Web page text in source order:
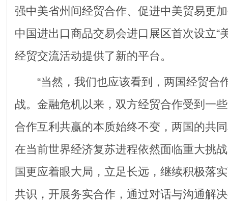
强中美省州间经贸合作、促进中美贸易更
中国进出口商品交易会进口展区首次设立“
经贸交流活动提供了新的平台。
“当然，我们也应该看到，两国经贸合
战。金融危机以来，双方经贸合作受到一
合作互利共赢的本质始终不变，两国的共
在当前世界经济复苏进程依然面临重大挑
国更应着眼大局，立足长远，继续积极落
共识，开展务实合作，通过对话与沟通解